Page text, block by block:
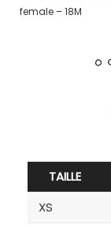
female – 18M
TAILLE
XS